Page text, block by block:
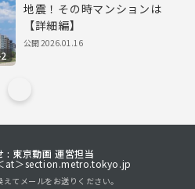
地震！その時マンションは
【詳細編】
公開2026.01.16
: 東京動画 運営担当
at＞section.metro.tokyo.jp
てメールをお送りください。